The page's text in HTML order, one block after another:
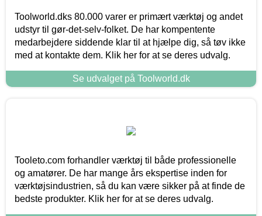
Toolworld.dks 80.000 varer er primært værktøj og andet
udstyr til gør-det-selv-folket. De har kompentente
medarbejdere siddende klar til at hjælpe dig, så tøv ikke
med at kontakte dem. Klik her for at se deres udvalg.
Se udvalget på Toolworld.dk
Tooleto.com forhandler værktøj til både professionelle
og amatører. De har mange års ekspertise inden for
værktøjsindustrien, så du kan være sikker på at finde de
bedste produkter. Klik her for at se deres udvalg.